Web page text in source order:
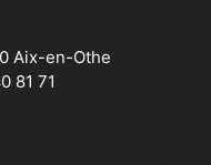
Aix-en-Othe
81 71